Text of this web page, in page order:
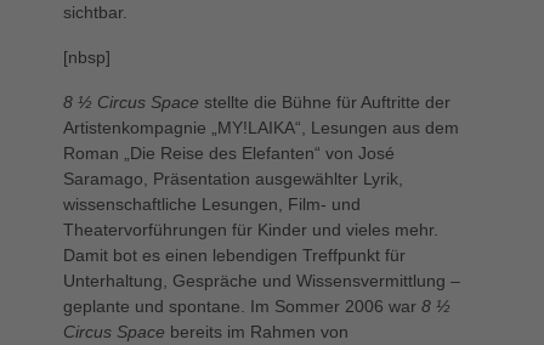
sichtbar.
[nbsp]
8 ½ Circus Space stellte die Bühne für Auftritte der
Artistenkompagnie „MY!LAIKA“, Lesungen aus dem
Roman „Die Reise des Elefanten“ von José
Saramago, Präsentation ausgewählter Lyrik,
wissenschaftliche Lesungen, Film- und
Theatervorführungen für Kinder und vieles mehr.
Damit bot es einen lebendigen Treffpunkt für
Unterhaltung, Gespräche und Wissensvermittlung –
geplante und spontane. Im Sommer 2006 war 8 ½
Circus Space bereits im Rahmen von